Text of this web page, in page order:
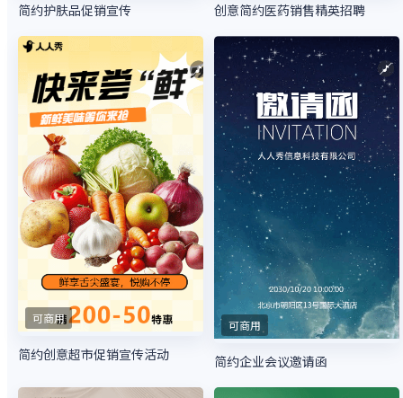
简约护肤品促销宣传 创意简约医药销售精英招聘
可商用
简约创意超市促销宣传活动
可商用
简约企业会议邀请函